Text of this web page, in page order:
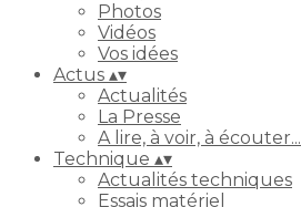
Photos
Vidéos
Vos idées
Actus ▴▾
Actualités
La Presse
A lire, à voir, à écouter...
Technique ▴▾
Actualités techniques
Essais matériel